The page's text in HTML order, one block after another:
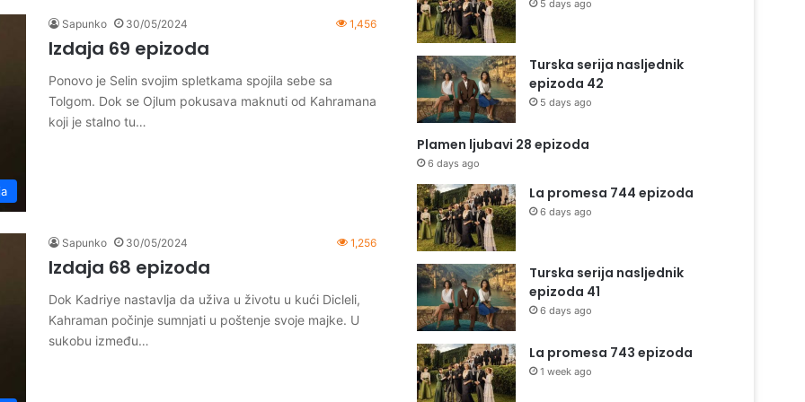
Sapunko 30/05/2024 1,456
Izdaja 69 epizoda
Ponovo je Selin svojim spletkama spojila sebe sa
Tolgom. Dok se Ojlum pokusava maknuti od Kahramana
koji je stalno tu…
Sapunko 30/05/2024 1,256
Izdaja 68 epizoda
Dok Kadriye nastavlja da uživa u životu u kući Dicleli,
Kahraman počinje sumnjati u poštenje svoje majke. U
sukobu između…
5 days ago
Turska serija nasljednik
epizoda 42
5 days ago
Plamen ljubavi 28 epizoda
6 days ago
La promesa 744 epizoda
6 days ago
Turska serija nasljednik
epizoda 41
6 days ago
La promesa 743 epizoda
1 week ago